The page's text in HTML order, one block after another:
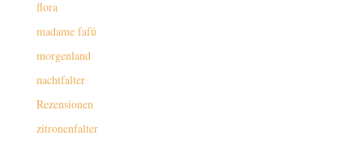
flora
madame fafü
morgenland
nachtfalter
Rezensionen
zitronenfalter